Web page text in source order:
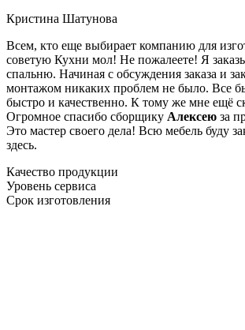
Кристина Шатунова
Всем, кто еще выбирает компанию для
советую Кухни мол! Не пожалеете! Я
спальню. Начиная с обсуждения заказа и
монтажом никаких проблем не было. Все
быстро и качественно. К тому же мне ещё
Огромное спасибо сборщику Алексею за
Это мастер своего дела! Всю мебель буду
здесь.
Качество продукции
Уровень сервиса
Срок изготовления